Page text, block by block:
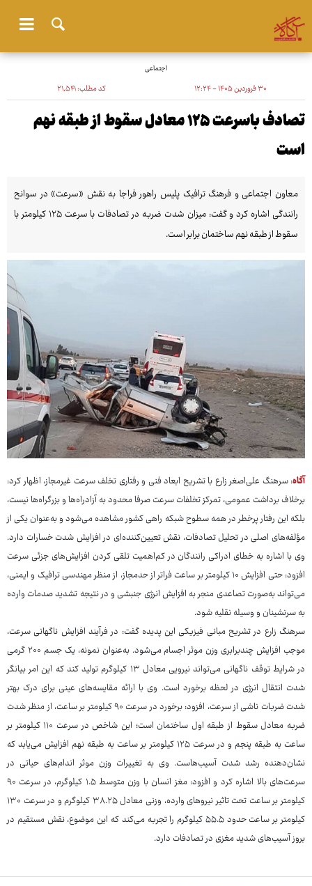
اجتماعی
۳۰ فروردین ۱۴۰۵ - ۱۲:۲۴ کد مطلب:۲۱٬۵۴۱
تصادف باسرعت ۱۲۵ معادل سقوط از طبقه نهم
است
معاون اجتماعی و فرهنگ ترافیک پلیس راهور فراجا به نقش «سرعت» در سوانح
رانندگی اشاره کرد و گفت: میزان شدت ضربه در تصادفات با سرعت ۱۲۵ کیلومتر با
سقوط از طبقه نهم ساختمان برابر است.
آگاه: سرهنگ علی‌اصغر زارع با تشریح ابعاد فنی و رفتاری تخلف سرعت غیرمجاز، اظهار کرد:
برخلاف برداشت عمومی، تمرکز تخلفات سرعت صرفا محدود به آزادراه‌ها و بزرگراه‌ها نیست،
بلکه این رفتار پرخطر در همه سطوح شبکه راهی کشور مشاهده می‌شود و به‌عنوان یکی از
مؤلفه‌های اصلی در تحلیل تصادفات، نقش تعیین‌کننده‌ای در افزایش شدت خسارات دارد.
وی با اشاره به خطای ادراکی رانندگان در کم‌اهمیت تلقی کردن افزایش‌های جزئی سرعت
افزود: حتی افزایش ۱۰ کیلومتر بر ساعت فراتر از حدمجاز، از منظر مهندسی ترافیک و ایمنی،
می‌تواند به‌صورت تصاعدی منجر به افزایش انرژی جنبشی و در نتیجه تشدید صدمات وارده
به سرنشینان و وسیله نقلیه شود.
سرهنگ زارع در تشریح مبانی فیزیکی این پدیده گفت: در فرآیند افزایش ناگهانی سرعت،
موجب افزایش چندبرابری وزن موثر اجسام می‌شود. به‌عنوان نمونه، یک جسم ۲۰۰ گرمی
در شرایط توقف ناگهانی می‌تواند نیرویی معادل ۱۳ کیلوگرم تولید کند که این امر بیانگر
شدت انتقال انرژی در لحظه برخورد است. وی با ارائه مقایسه‌های عینی برای درک بهتر
شدت ضربات ناشی از سرعت، افزود: برخورد در سرعت ۹۰ کیلومتر بر ساعت، از منظر شدت
ضربه معادل سقوط از طبقه اول ساختمان است؛ این شاخص در سرعت ۱۱۰ کیلومتر بر
ساعت به طبقه پنجم و در سرعت ۱۲۵ کیلومتر بر ساعت به طبقه نهم افزایش می‌یابد که
نشان‌دهنده رشد شدت آسیب‌هاست. وی به تغییرات وزن موثر اندام‌های حیاتی در
سرعت‌های بالا اشاره کرد و افزود: مغز انسان با وزن متوسط ۱.۵ کیلوگرم، در سرعت ۹۰
کیلومتر بر ساعت تحت تاثیر نیروهای وارده، وزنی معادل ۳۸.۲۵ کیلوگرم و در سرعت ۱۳۰
کیلومتر بر ساعت حدود ۵۵.۵ کیلوگرم را تجربه می‌کند که این موضوع، نقش مستقیم در
بروز آسیب‌های شدید مغزی در تصادفات دارد.